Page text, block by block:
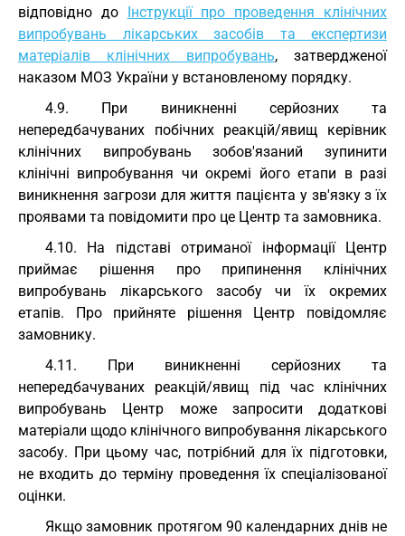
відповідно до Інструкції про проведення клінічних
випробувань лікарських засобів та експертизи
матеріалів клінічних випробувань, затвердженої
наказом МОЗ України у встановленому порядку.
4.9. При виникненні серйозних та
непередбачуваних побічних реакцій/явищ керівник
клінічних випробувань зобов'язаний зупинити
клінічні випробування чи окремі його етапи в разі
виникнення загрози для життя пацієнта у зв'язку з їх
проявами та повідомити про це Центр та замовника.
4.10. На підставі отриманої інформації Центр
приймає рішення про припинення клінічних
випробувань лікарського засобу чи їх окремих
етапів. Про прийняте рішення Центр повідомляє
замовнику.
4.11. При виникненні серйозних та
непередбачуваних реакцій/явищ під час клінічних
випробувань Центр може запросити додаткові
матеріали щодо клінічного випробування лікарського
засобу. При цьому час, потрібний для їх підготовки,
не входить до терміну проведення їх спеціалізованої
оцінки.
Якщо замовник протягом 90 календарних днів не